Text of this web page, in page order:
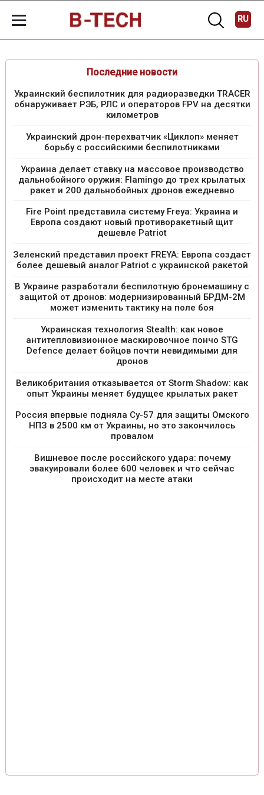
RU
Последние новости
Украинский беспилотник для радиоразведки TRACER
обнаруживает РЭБ, РЛС и операторов FPV на десятки
километров
Украинский дрон-перехватчик «Циклоп» меняет
борьбу с российскими беспилотниками
Украина делает ставку на массовое производство
дальнобойного оружия: Flamingo до трех крылатых
ракет и 200 дальнобойных дронов ежедневно
Fire Point представила систему Freya: Украина и
Европа создают новый противоракетный щит
дешевле Patriot
Зеленский представил проект FREYA: Европа создаст
более дешевый аналог Patriot с украинской ракетой
В Украине разработали беспилотную бронемашину с
защитой от дронов: модернизированный БРДМ-2М
может изменить тактику на поле боя
Украинская технология Stealth: как новое
антитепловизионное маскировочное пончо STG
Defence делает бойцов почти невидимыми для
дронов
Великобритания отказывается от Storm Shadow: как
опыт Украины меняет будущее крылатых ракет
Россия впервые подняла Су-57 для защиты Омского
НПЗ в 2500 км от Украины, но это закончилось
провалом
Вишневое после российского удара: почему
эвакуировали более 600 человек и что сейчас
происходит на месте атаки